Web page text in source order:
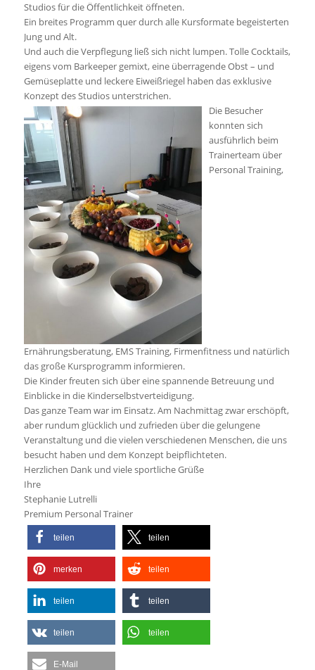
Studios für die Öffentlichkeit öffneten.
Ein breites Programm quer durch alle Kursformate begeisterten
Jung und Alt.
Und auch die Verpflegung ließ sich nicht lumpen. Tolle Cocktails,
eigens vom Barkeeper gemixt, eine überragende Obst – und
Gemüseplatte und leckere Eiweißriegel haben das exklusive
Konzept des Studios unterstrichen.
Die Besucher
konnten sich
ausführlich beim
Trainerteam über
Personal Training,
Ernährungsberatung, EMS Training, Firmenfitness und natürlich
das große Kursprogramm informieren.
Die Kinder freuten sich über eine spannende Betreuung und
Einblicke in die Kinderselbstverteidigung.
Das ganze Team war im Einsatz. Am Nachmittag zwar erschöpft,
aber rundum glücklich und zufrieden über die gelungene
Veranstaltung und die vielen verschiedenen Menschen, die uns
besucht haben und dem Konzept beipflichteten.
Herzlichen Dank und viele sportliche Grüße
Ihre
Stephanie Lutrelli
Premium Personal Trainer
teilen teilen
merken teilen
teilen teilen
teilen teilen
E-Mail